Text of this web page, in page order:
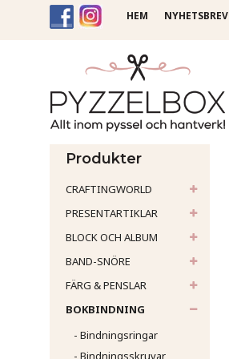
HEM NYHETSBREV
Produkter
CRAFTINGWORLD
PRESENTARTIKLAR
BLOCK OCH ALBUM
BAND-SNÖRE
FÄRG & PENSLAR
BOKBINDNING
- Bindningsringar
- Bindningsskruvar